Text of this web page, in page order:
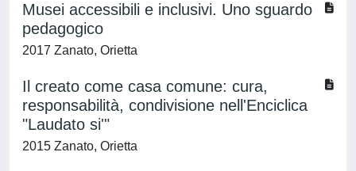
Musei accessibili e inclusivi. Uno sguardo
pedagogico
2017 Zanato, Orietta
Il creato come casa comune: cura,
responsabilità, condivisione nell'Enciclica
"Laudato si'"
2015 Zanato, Orietta